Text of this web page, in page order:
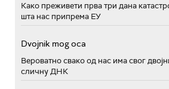
Како преживети прва три дана
шта нас припрема ЕУ
Dvojnik mog oca
Вероватно свако од нас има свог
сличну ДНК